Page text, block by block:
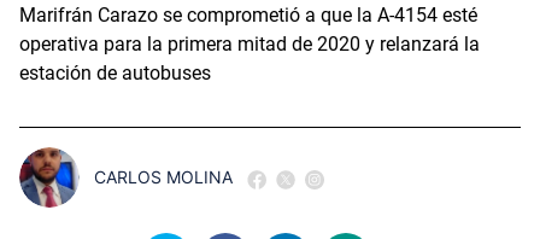
Marifrán Carazo se comprometió a que la A-4154 esté
operativa para la primera mitad de 2020 y relanzará la
estación de autobuses
CARLOS MOLINA